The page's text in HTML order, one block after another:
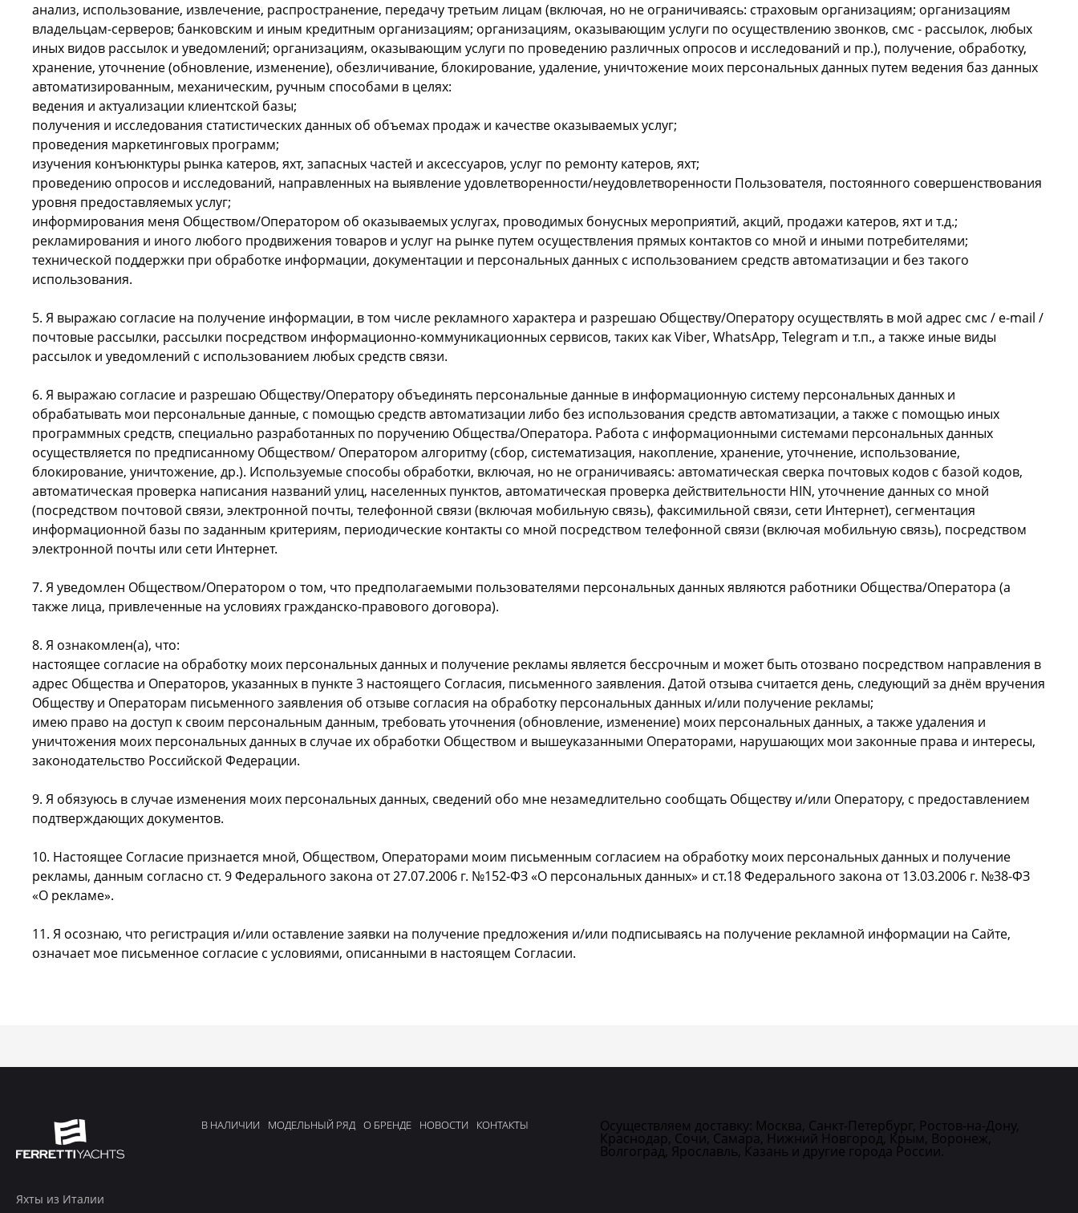
анализ, использование, извлечение, распространение, передачу третьим лицам (включая, но не ограничиваясь: страховым организациям; организациям
владельцам-серверов; банковским и иным кредитным организациям; организациям, оказывающим услуги по осуществлению звонков, смс - рассылок, любых
иных видов рассылок и уведомлений; организациям, оказывающим услуги по проведению различных опросов и исследований и пр.), получение, обработку,
хранение, уточнение (обновление, изменение), обезличивание, блокирование, удаление, уничтожение моих персональных данных путем ведения баз данных
автоматизированным, механическим, ручным способами в целях:
ведения и актуализации клиентской базы;
получения и исследования статистических данных об объемах продаж и качестве оказываемых услуг;
проведения маркетинговых программ;
изучения конъюнктуры рынка катеров, яхт, запасных частей и аксессуаров, услуг по ремонту катеров, яхт;
проведению опросов и исследований, направленных на выявление удовлетворенности/неудовлетворенности Пользователя, постоянного совершенствования
уровня предоставляемых услуг;
информирования меня Обществом/Оператором об оказываемых услугах, проводимых бонусных мероприятий, акций, продажи катеров, яхт и т.д.;
рекламирования и иного любого продвижения товаров и услуг на рынке путем осуществления прямых контактов со мной и иными потребителями;
технической поддержки при обработке информации, документации и персональных данных с использованием средств автоматизации и без такого
использования.
5. Я выражаю согласие на получение информации, в том числе рекламного характера и разрешаю Обществу/Оператору осуществлять в мой адрес смс / e-mail /
почтовые рассылки, рассылки посредством информационно-коммуникационных сервисов, таких как Viber, WhatsApp, Telegram и т.п., а также иные виды
рассылок и уведомлений с использованием любых средств связи.
6. Я выражаю согласие и разрешаю Обществу/Оператору объединять персональные данные в информационную систему персональных данных и
обрабатывать мои персональные данные, с помощью средств автоматизации либо без использования средств автоматизации, а также с помощью иных
программных средств, специально разработанных по поручению Общества/Оператора. Работа с информационными системами персональных данных
осуществляется по предписанному Обществом/ Оператором алгоритму (сбор, систематизация, накопление, хранение, уточнение, использование,
блокирование, уничтожение, др.). Используемые способы обработки, включая, но не ограничиваясь: автоматическая сверка почтовых кодов с базой кодов,
автоматическая проверка написания названий улиц, населенных пунктов, автоматическая проверка действительности HIN, уточнение данных со мной
(посредством почтовой связи, электронной почты, телефонной связи (включая мобильную связь), факсимильной связи, сети Интернет), сегментация
информационной базы по заданным критериям, периодические контакты со мной посредством телефонной связи (включая мобильную связь), посредством
электронной почты или сети Интернет.
7. Я уведомлен Обществом/Оператором о том, что предполагаемыми пользователями персональных данных являются работники Общества/Оператора (а
также лица, привлеченные на условиях гражданско-правового договора).
8. Я ознакомлен(а), что:
настоящее согласие на обработку моих персональных данных и получение рекламы является бессрочным и может быть отозвано посредством направления в
адрес Общества и Операторов, указанных в пункте 3 настоящего Согласия, письменного заявления. Датой отзыва считается день, следующий за днём вручения
Обществу и Операторам письменного заявления об отзыве согласия на обработку персональных данных и/или получение рекламы;
имею право на доступ к своим персональным данным, требовать уточнения (обновление, изменение) моих персональных данных, а также удаления и
уничтожения моих персональных данных в случае их обработки Обществом и вышеуказанными Операторами, нарушающих мои законные права и интересы,
законодательство Российской Федерации.
9. Я обязуюсь в случае изменения моих персональных данных, сведений обо мне незамедлительно сообщать Обществу и/или Оператору, с предоставлением
подтверждающих документов.
10. Настоящее Согласие признается мной, Обществом, Операторами моим письменным согласием на обработку моих персональных данных и получение
рекламы, данным согласно ст. 9 Федерального закона от 27.07.2006 г. №152-ФЗ «О персональных данных» и ст.18 Федерального закона от 13.03.2006 г. №38-ФЗ
«О рекламе».
11. Я осознаю, что регистрация и/или оставление заявки на получение предложения и/или подписываясь на получение рекламной информации на Сайте,
означает мое письменное согласие с условиями, описанными в настоящем Согласии.
Яхты из Италии
В НАЛИЧИИ МОДЕЛЬНЫЙ РЯД О БРЕНДЕ НОВОСТИ КОНТАКТЫ Осуществляем доставку: Москва, Санкт-Петербург, Ростов-на-Дону,
Краснодар, Сочи, Самара, Нижний Новгород, Крым, Воронеж,
Волгоград, Ярославль, Казань и другие города России.